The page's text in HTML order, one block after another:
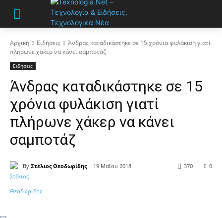
Αρχική Ειδήσεις
Άνδρας καταδικάστηκε σε 15 χρόνια φυλάκιση γιατί
πλήρωνε χάκερ να κάνει σαμποτάζ
Ειδήσεις
Άνδρας καταδικάστηκε σε 15
χρόνια φυλάκιση γιατί
πλήρωνε χάκερ να κάνει
σαμποτάζ
By Στέλιος Θεοδωρίδης 19 Μαΐου 2018 0
370